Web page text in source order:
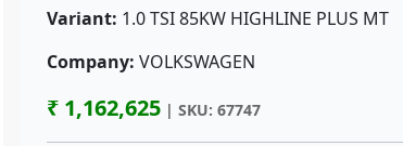
Variant: 1.0 TSI 85KW HIGHLINE PLUS MT
Company: VOLKSWAGEN
₹ 1,162,625 | SKU: 67747